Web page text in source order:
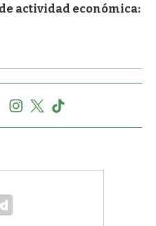
actividad económica: